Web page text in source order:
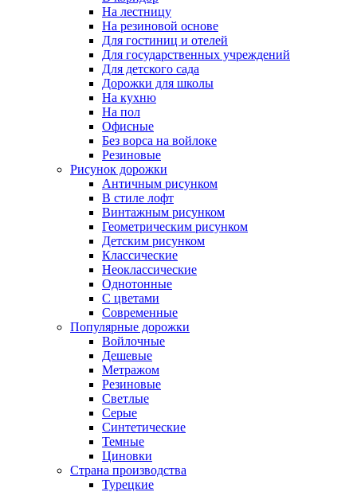
На лестницу
На резиновой основе
Для гостиниц и отелей
Для государственных учреждений
Для детского сада
Дорожки для школы
На кухню
На пол
Офисные
Без ворса на войлоке
Резиновые
Рисунок дорожки
Античным рисунком
В стиле лофт
Винтажным рисунком
Геометрическим рисунком
Детским рисунком
Классические
Неоклассические
Однотонные
С цветами
Современные
Популярные дорожки
Войлочные
Дешевые
Метражом
Резиновые
Светлые
Серые
Синтетические
Темные
Циновки
Страна производства
Турецкие